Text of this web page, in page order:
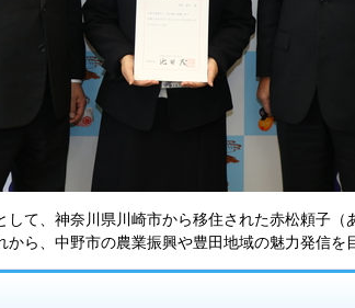
して、神奈川県川崎市から移住された赤松頼子
ら、中野市の農業振興や豊田地域の魅力発信を